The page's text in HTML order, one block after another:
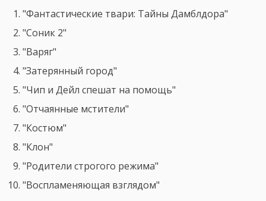
"Фантастические твари: Тайны Дамблдора"
"Соник 2"
"Варяг"
"Затерянный город"
"Чип и Дейл спешат на помощь"
"Отчаянные мстители"
"Костюм"
"Клон"
"Родители строгого режима"
"Воспламеняющая взглядом"